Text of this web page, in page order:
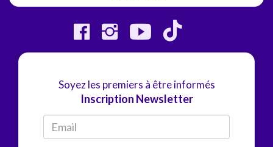
Soyez les premiers à être informés
Inscription Newsletter